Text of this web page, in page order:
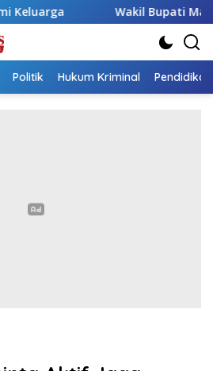
Wakil Bupati Malaka HMS Tinjau
Politik Hukum Kriminal Pendidikan